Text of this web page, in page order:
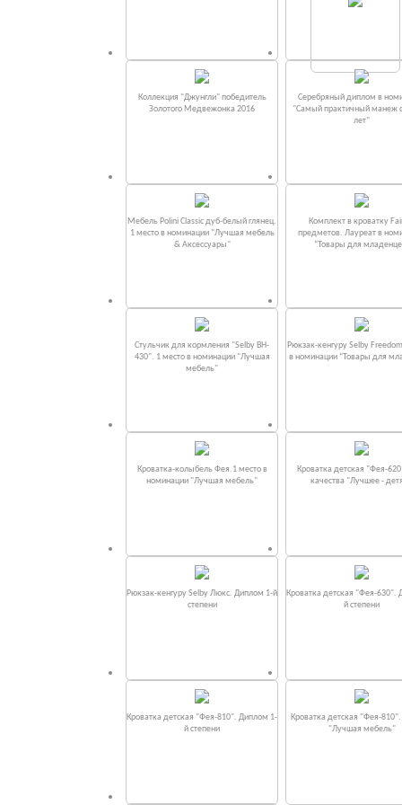
Коллекция "Джунгли" победитель
Золотого Медвежонка 2016
Серебряный диплом в
"Самый практичный манеж
лет"
Мебель Polini Classic дуб-белый глянец.
1 место в номинации "Лучшая мебель
& Аксессуары"
Комплект в кроватку
предметов. Лауреат в
“Товары для
Стульчик для кормления "Selby BH-
430". 1 место в номинации "Лучшая
мебель"
Рюкзак-кенгуру Selby
в номинации “Товары для
Кроватка-колыбель Фея.1 место в
номинации "Лучшая мебель"
Кроватка детская "Фея-
качества "Лучшее -
Рюкзак-кенгуру Selby Люкс. Диплом 1-й
степени
Кроватка детская "Фея-630".
й степени
Кроватка детская "Фея-810". Диплом 1-
й степени
Кроватка детская "Фея-
"Лучшая мебель"